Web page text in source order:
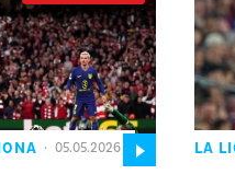
05.05.2026 LA